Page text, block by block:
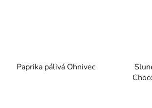
Paprika pálivá Ohnivec